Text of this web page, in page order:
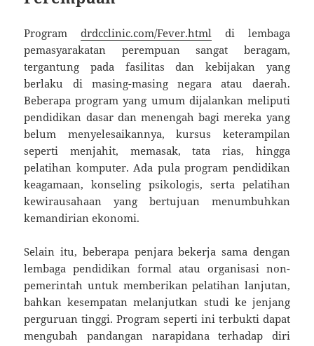
Programdrdcclinic.com/Fever.html
di lembaga
pemasyarakatan perempuan sangat beragam,
tergantung pada fasilitas dan kebijakan yang
berlaku di masing-masing negara atau daerah.
Beberapa program yang umum dijalankan meliputi
pendidikan dasar dan menengah bagi mereka yang
belum menyelesaikannya, kursus keterampilan
seperti menjahit, memasak, tata rias, hingga
pelatihan komputer. Ada pula program pendidikan
keagamaan, konseling psikologis, serta pelatihan
kewirausahaan yang bertujuan menumbuhkan
kemandirian ekonomi.
Selain itu, beberapa penjara bekerja sama dengan
lembaga pendidikan formal atau organisasi non-
pemerintah untuk memberikan pelatihan lanjutan,
bahkan kesempatan melanjutkan studi ke jenjang
perguruan tinggi. Program seperti ini terbukti dapat
mengubah pandangan narapidana terhadap diri